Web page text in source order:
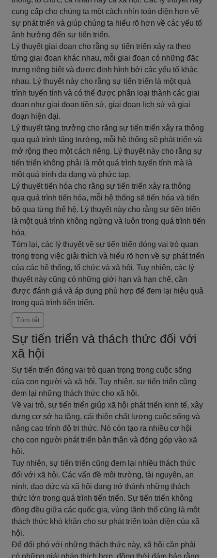
cung cấp cho chúng ta một cách nhìn toàn diện hơn về
sự phát triển và giúp chúng ta hiểu rõ hơn về các yếu tố
ảnh hưởng đến sự tiến triển.
Lý thuyết giai đoạn cho rằng sự tiến triển xảy ra theo
từng giai đoạn khác nhau, mỗi giai đoạn có những đặc
trưng riêng biệt và được định hình bởi các yếu tố khác
nhau. Lý thuyết này cho rằng sự tiến triển là một quá
trình tuyến tính và có thể được phân loại thành các giai
đoạn như giai đoạn tiền sử, giai đoạn lịch sử và giai
đoạn hiện đại.
Lý thuyết tăng trưởng cho rằng sự tiến triển xảy ra thông
qua quá trình tăng trưởng, mỗi hệ thống sẽ phát triển và
mở rộng theo một cách riêng. Lý thuyết này cho rằng sự
tiến triển không phải là một quá trình tuyến tính mà là
một quá trình đa dạng và phức tạp.
Lý thuyết tiến hóa cho rằng sự tiến triển xảy ra thông
qua quá trình tiến hóa, mỗi hệ thống sẽ tiến hóa và tiến
bộ qua từng thế hệ. Lý thuyết này cho rằng sự tiến triển
là một quá trình không ngừng và luôn trong quá trình tiến
hóa.
Tóm lại, các lý thuyết về sự tiến triển đóng vai trò quan
trọng trong việc giải thích và hiểu rõ hơn về sự phát triển
của các hệ thống, tổ chức và xã hội. Tuy nhiên, các lý
thuyết này cũng có những giới hạn và hạn chế, cần
được đánh giá và áp dụng phù hợp để đem lại hiệu quả
trong quá trình tiến triển.
Tóm tắt
Sự tiến triển và thách thức đối với
xã hội
Sự tiến triển đóng vai trò quan trọng trong cuộc sống
của con người và xã hội. Tuy nhiên, sự tiến triển cũng
đem lại những thách thức cho xã hội.
Về vai trò, sự tiến triển giúp xã hội phát triển kinh tế, xây
dựng cơ sở hạ tầng, cải thiện chất lượng cuộc sống và
nâng cao trình độ tri thức. Nó còn tạo ra nhiều cơ hội
cho con người phát triển bản thân và đóng góp vào xã
hội.
Tuy nhiên, sự tiến triển cũng đem lại nhiều thách thức
đối với xã hội. Các vấn đề môi trường, tài nguyên, an
ninh, đạo đức và xã hội đang trở thành những thách
thức lớn trong quá trình tiến triển. Sự tiến triển không
đồng đều giữa các quốc gia, vùng lãnh thổ cũng là một
thách thức khó khăn cho sự phát triển toàn diện của xã
hội.
Để đối phó với những thách thức này, xã hội cần phải
có những giải pháp thích hợp, đồng thời đảm bảo rằng